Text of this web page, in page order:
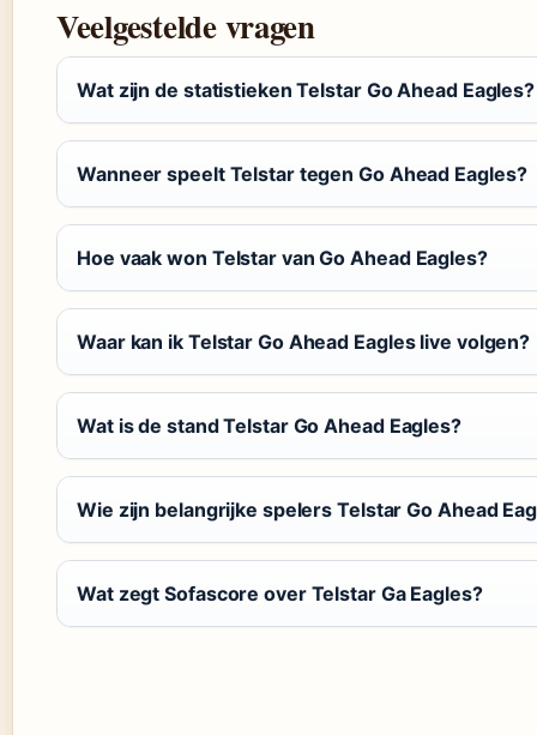
Veelgestelde vragen
Wat zijn de statistieken Telstar Go Ahead Eagles?
Wanneer speelt Telstar tegen Go Ahead Eagles?
Hoe vaak won Telstar van Go Ahead Eagles?
Waar kan ik Telstar Go Ahead Eagles live volgen?
Wat is de stand Telstar Go Ahead Eagles?
Wie zijn belangrijke spelers Telstar Go Ahead
Wat zegt Sofascore over Telstar Ga Eagles?